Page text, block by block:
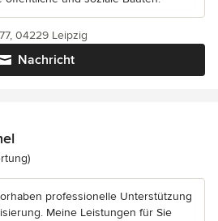
Nachricht
04229 Leipzig
5 von 5 Sternen
professionelle Unterstützung
Meine Leistungen für Sie